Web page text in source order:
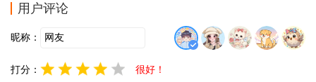
用户评论
昵称：
打分： 很好！